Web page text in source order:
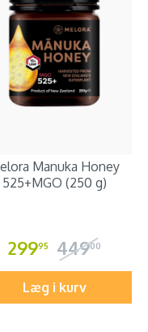
Manuka Honey
525+MGO (250 g)
29995 44900
Læg i kurv